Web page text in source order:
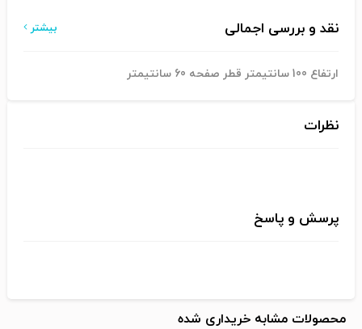
نقد و بررسی اجمالی بیشتر
ارتفاع 100 سانتیمتر قطر صفحه 60 سانتیمتر
نظرات
پرسش و پاسخ
محصولات مشابه خریداری شده